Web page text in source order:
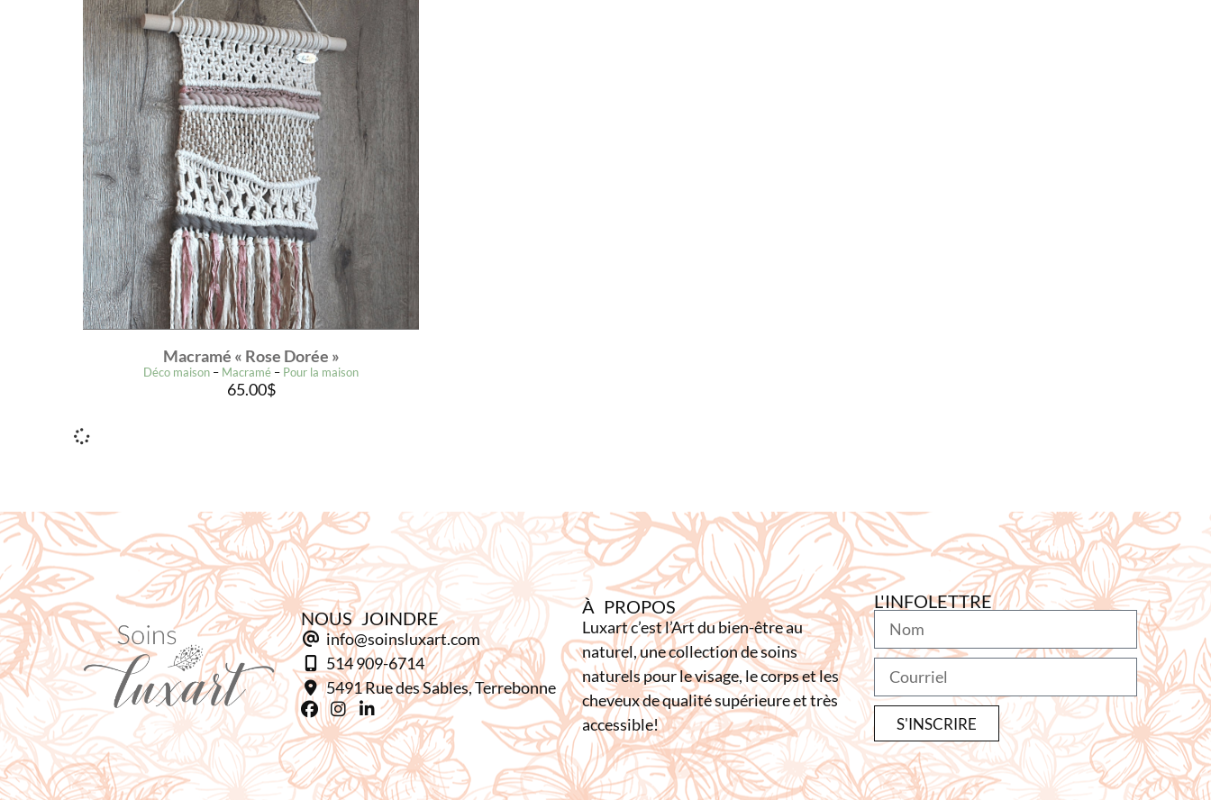
Macramé « Rose Dorée »
Déco maison – Macramé – Pour la maison
65.00$
NOUS JOINDRE
info@soinsluxart.com
514 909-6714
5491 Rue des Sables, Terrebonne
À PROPOS
Luxart c’est l’Art du bien-être au
naturel, une collection de soins
naturels pour le visage, le corps et les
cheveux de qualité supérieure et très
accessible!
L'INFOLETTRE
S'INSCRIRE